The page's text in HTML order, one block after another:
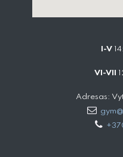
I-V
VI-VII
Adresas: